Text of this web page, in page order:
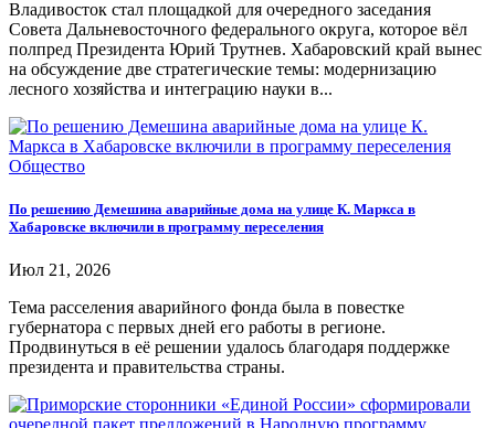
Владивосток стал площадкой для очередного заседания
Совета Дальневосточного федерального округа, которое вёл
полпред Президента Юрий Трутнев. Хабаровский край вынес
на обсуждение две стратегические темы: модернизацию
лесного хозяйства и интеграцию науки в...
Общество
По решению Демешина аварийные дома на улице К. Маркса в
Хабаровске включили в программу переселения
Июл 21, 2026
Тема расселения аварийного фонда была в повестке
губернатора с первых дней его работы в регионе.
Продвинуться в её решении удалось благодаря поддержке
президента и правительства страны.